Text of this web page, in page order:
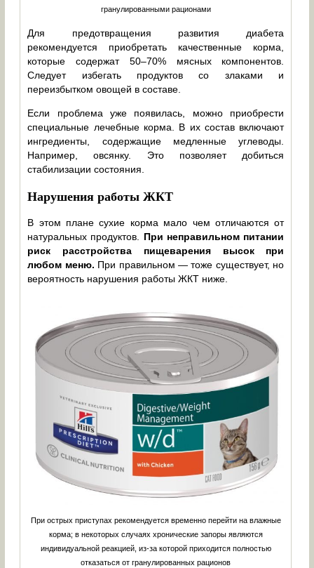
гранулированными рационами
Для предотвращения развития диабета
рекомендуется приобретать качественные корма,
которые содержат 50–70% мясных компонентов.
Следует избегать продуктов со злаками и
переизбытком овощей в составе.
Если проблема уже появилась, можно приобрести
специальные лечебные корма. В их состав включают
ингредиенты, содержащие медленные углеводы.
Например, овсянку. Это позволяет добиться
стабилизации состояния.
Нарушения работы ЖКТ
В этом плане сухие корма мало чем отличаются от
натуральных продуктов. При неправильном питании
риск расстройства пищеварения высок при
любом меню. При правильном — тоже существует, но
вероятность нарушения работы ЖКТ ниже.
При острых приступах рекомендуется временно перейти на влажные
корма; в некоторых случаях хронические запоры являются
индивидуальной реакцией, из-за которой приходится полностью
отказаться от гранулированных рационов